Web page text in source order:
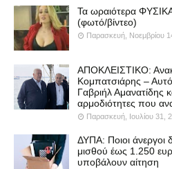
Τα ωραιότερα
(φωτό/βίντεο)
Παρασκευή, Νοεμβρίου
ΑΠΟΚΛΕΙΣΤΙΚΟ:
Κομπατσιάρης –
Γαβριήλ Αμανατίδης
αρμοδιότητες που
Παρασκευή, Ιουλίου 31,
ΔΥΠΑ: Ποιοι άνεργοι
μισθού έως 1.250
υποβάλουν αίτηση